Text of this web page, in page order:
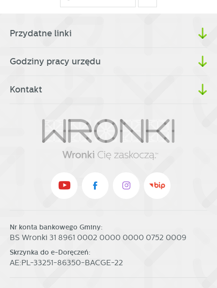
Przydatne linki
Godziny pracy urzędu
Kontakt
Nr konta bankowego Gminy:
BS Wronki 31 8961 0002 0000 0000 0752 0009
Skrzynka do e-Doręczeń:
AE:PL-33251-86350-BACGE-22